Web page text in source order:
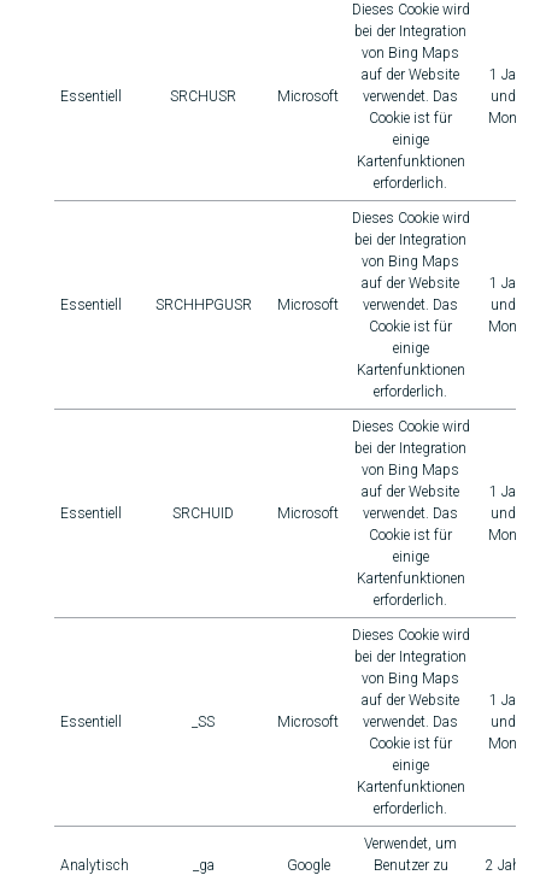
Essentiell SRCHUSR Microsoft
Dieses Cookie wird
bei der Integration
von Bing Maps
auf der Website
verwendet. Das
Cookie ist für
einige
Kartenfunktionen
erforderlich.
1 Jahr
und 1
Monat
Essentiell SRCHHPGUSR Microsoft
Dieses Cookie wird
bei der Integration
von Bing Maps
auf der Website
verwendet. Das
Cookie ist für
einige
Kartenfunktionen
erforderlich.
1 Jahr
und 1
Monat
Essentiell SRCHUID Microsoft
Dieses Cookie wird
bei der Integration
von Bing Maps
auf der Website
verwendet. Das
Cookie ist für
einige
Kartenfunktionen
erforderlich.
1 Jahr
und 1
Monat
Essentiell _SS Microsoft
Dieses Cookie wird
bei der Integration
von Bing Maps
auf der Website
verwendet. Das
Cookie ist für
einige
Kartenfunktionen
erforderlich.
1 Jahr
und 1
Monat
Analytisch _ga Google
Verwendet, um
Benutzer zu
2 Jahre